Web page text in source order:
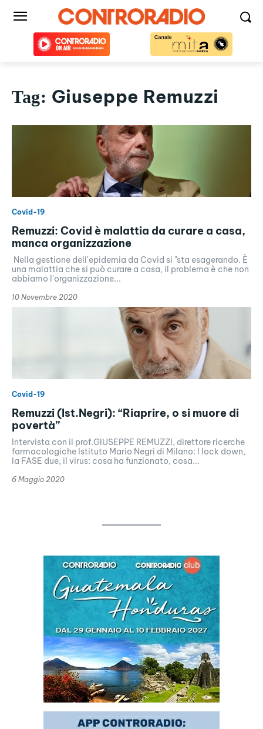
Tag: Giuseppe Remuzzi
Covid-19
Remuzzi: Covid è malattia da curare a casa,
manca organizzazione
Nella gestione dell'epidemia da Covid si "sta esagerando. È
una malattia che si può curare a casa, il problema è che non
abbiamo l'organizzazione...
10 Novembre 2020
Covid-19
Remuzzi (Ist.Negri): “Riaprire, o si muore di
povertà”
Intervista con il prof.GIUSEPPE REMUZZI, direttore ricerche
farmacologiche Istituto Mario Negri di Milano: l lock down,
la FASE due, il virus: cosa ha funzionato, cosa...
6 Maggio 2020